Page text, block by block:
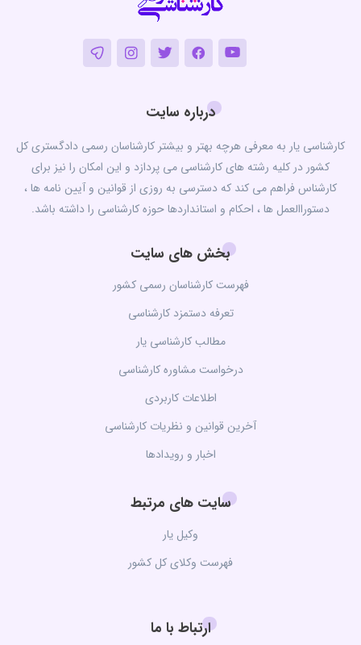
درباره سایت
کارشناسی یار به معرفی هرچه بهتر و بیشتر کارشناسان رسمی دادگستری کل
کشور در کلیه رشته های کارشناسی می پردازد و این امکان را نیز برای
کارشناس فراهم می کند که دسترسی به روزی از قوانین و آیین نامه ها ،
دستوراالعمل ها ، احکام و استانداردها حوزه کارشناسی را داشته باشد.
بخش های سایت
فهرست کارشناسان رسمی کشور
تعرفه دستمزد کارشناسی
مطالب کارشناسی یار
درخواست مشاوره کارشناسی
اطلاعات کاربردی
آخرین قوانین و نظریات کارشناسی
اخبار و رویدادها
سایت های مرتبط
وکیل یار
فهرست وکلای کل کشور
ارتباط با ما